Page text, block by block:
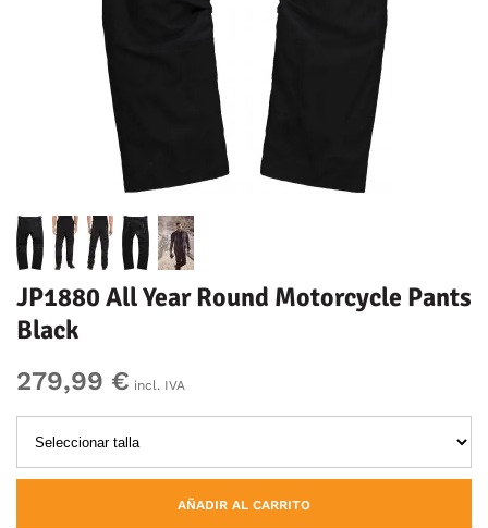
JP1880 All Year Round Motorcycle Pants
Black
279,99 € incl. IVA
AÑADIR AL CARRITO